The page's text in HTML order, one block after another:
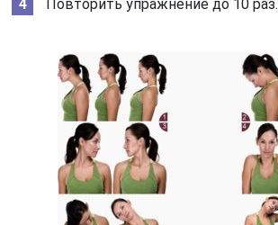
Повторить упражнение до 10 раз.